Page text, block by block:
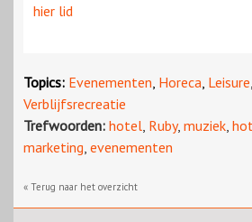
hier lid
Topics: Evenementen, Horeca, Leisure,
Verblijfsrecreatie
Trefwoorden: hotel, Ruby, muziek,
marketing, evenementen
« Terug naar het overzicht